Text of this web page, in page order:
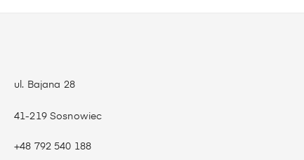
ul. Bajana 28
41-219 Sosnowiec
+48 792 540 188